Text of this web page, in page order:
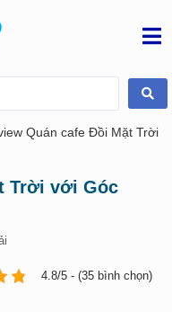
Quán cafe Đồi Mặt Trời
Trời với Góc
4.8/5 - (35 bình chọn)